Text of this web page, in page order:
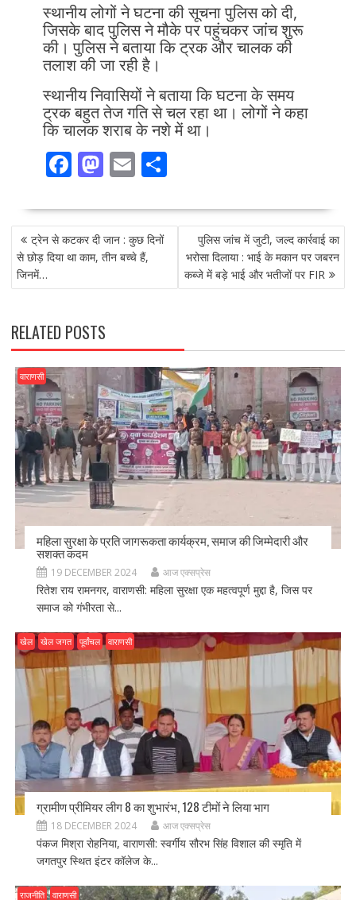
स्थानीय लोगों ने घटना की सूचना पुलिस को दी,
जिसके बाद पुलिस ने मौके पर पहुंचकर जांच शुरू
की। पुलिस ने बताया कि ट्रक और चालक की
तलाश की जा रही है।
स्थानीय निवासियों ने बताया कि घटना के समय
ट्रक बहुत तेज गति से चल रहा था। लोगों ने कहा
कि चालक शराब के नशे में था।
F
e
b
o
o
k
M
to
d
o
n
E
ai
l
S
ar
POST
NAVIGATION
ट्रेन से कटकर दी जान : कुछ दिनों
से छोड़ दिया था काम, तीन बच्चे हैं,
जिनमें…
पुलिस जांच में जुटी, जल्द कार्रवाई का
भरोसा दिलाया : भाई के मकान पर जबरन
कब्जे में बड़े भाई और भतीजों पर FIR
RELATED POSTS
वाराणसी
महिला सुरक्षा के प्रति जागरूकता कार्यक्रम, समाज की जिम्मेदारी और
सशक्त कदम
19 DECEMBER 2024 आज एक्सप्रेस
रितेश राय रामनगर, वाराणसी: महिला सुरक्षा एक महत्वपूर्ण मुद्दा है, जिस पर
समाज को गंभीरता से...
खेल खेल जगत पूर्वांचल वाराणसी
ग्रामीण प्रीमियर लीग 8 का शुभारंभ, 128 टीमों ने लिया भाग
18 DECEMBER 2024 आज एक्सप्रेस
पंकज मिश्रा रोहनिया, वाराणसी: स्वर्गीय सौरभ सिंह विशाल की स्मृति में
जगतपुर स्थित इंटर कॉलेज के...
राजनीति वाराणसी